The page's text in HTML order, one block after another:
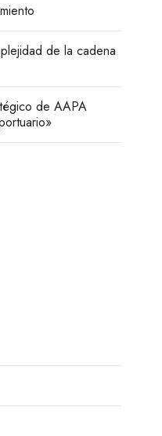
de la cadena
de AAPA